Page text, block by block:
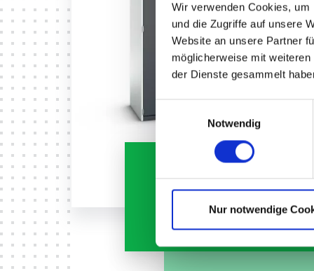
Wir verwenden Cookies,
und die Zugriffe auf unsere
Website an unsere Partner
möglicherweise mit
der Dienste gesammelt
Notwendig
Nur notwendige
Das Starter